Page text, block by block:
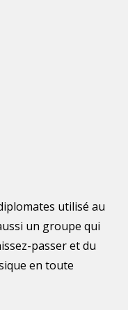
utilisé au
un groupe qui
passer et du
en toute